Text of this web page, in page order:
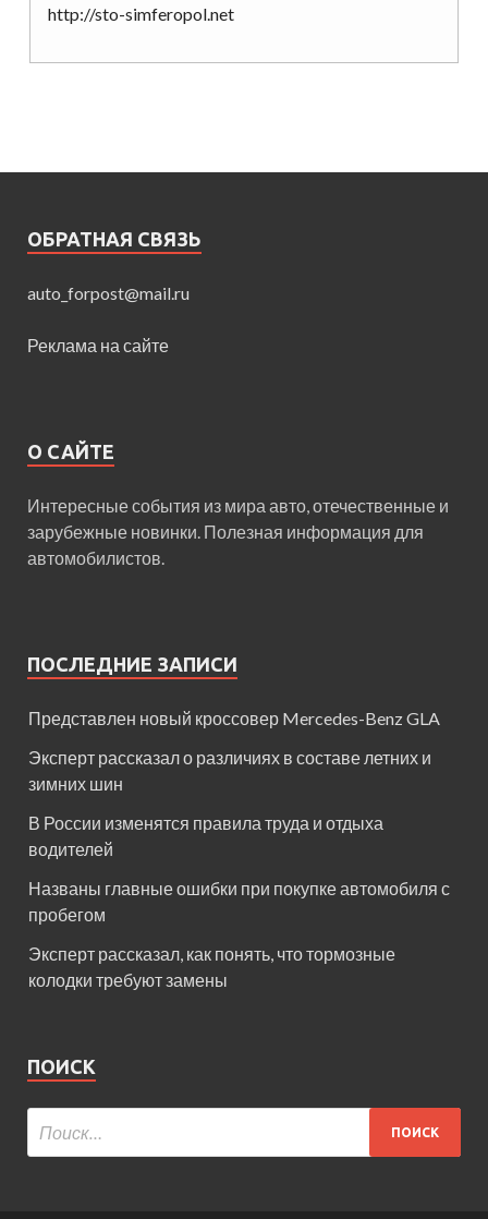
http://sto-simferopol.net
ОБРАТНАЯ СВЯЗЬ
auto_forpost@mail.ru
Реклама на сайте
О САЙТЕ
Интересные события из мира авто, отечественные и
зарубежные новинки. Полезная информация для
автомобилистов.
ПОСЛЕДНИЕ ЗАПИСИ
Представлен новый кроссовер Mercedes-Benz GLA
Эксперт рассказал о различиях в составе летних и
зимних шин
В России изменятся правила труда и отдыха
водителей
Названы главные ошибки при покупке автомобиля с
пробегом
Эксперт рассказал, как понять, что тормозные
колодки требуют замены
ПОИСК